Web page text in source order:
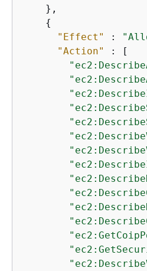
    },
{
"Effect"
:
"Action"
: [